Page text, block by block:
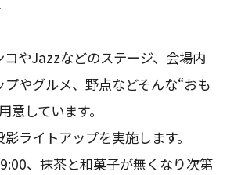
やJazzなどのステージ、会場内
やグルメ、野点などそんな“おも
意しています。
ライトアップを実施します。
、抹茶と和菓子が無くなり次第